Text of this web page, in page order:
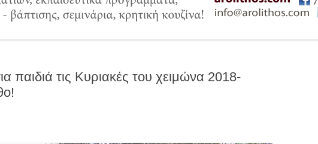
παιδιά τις Κυριακές του χειμώνα 2018-